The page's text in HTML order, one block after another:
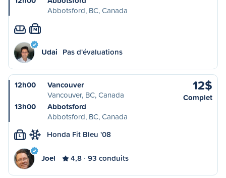
Abbotsford, BC, Canada
M
Udai Pas d'évaluations
12h00
Vancouver
Vancouver, BC, Canada
13h00
Abbotsford
Abbotsford, BC, Canada
12$
Complet
L Honda Fit Bleu '08
Joel 4,8 93 conduits